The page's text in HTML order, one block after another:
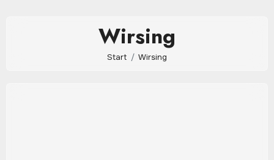
Wirsing
Start Wirsing